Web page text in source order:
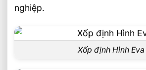
nghiệp.
Xốp định Hình Eva